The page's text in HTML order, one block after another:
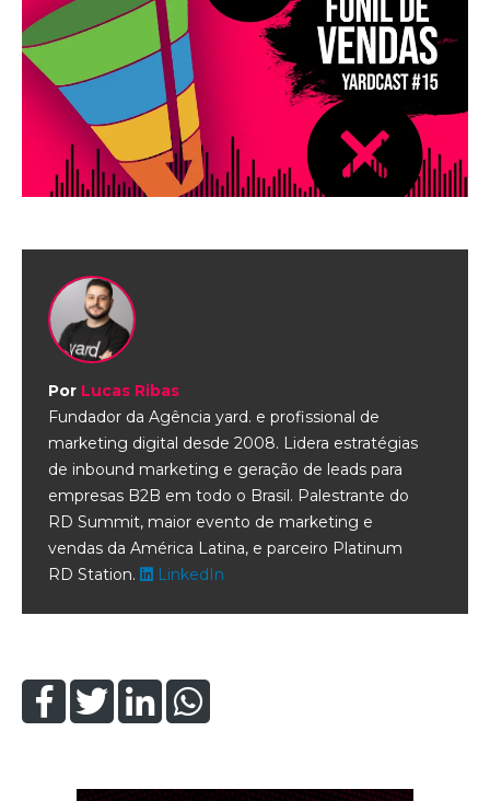
Por Lucas Ribas
Fundador da Agência yard. e profissional de
marketing digital desde 2008. Lidera estratégias
de inbound marketing e geração de leads para
empresas B2B em todo o Brasil. Palestrante do
RD Summit, maior evento de marketing e
vendas da América Latina, e parceiro Platinum
RD Station.
LinkedIn